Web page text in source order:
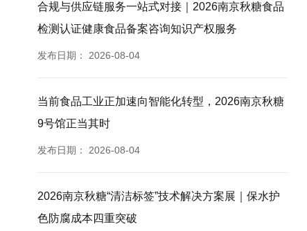
合规与供应链服务一站式对接｜2026南京秋糖食品
检测认证健康食品备案咨询知识产权服务
发布日期： 2026-08-04
当前食品工业正加速向智能化转型，2026南京秋糖
9号馆正当其时
发布日期： 2026-08-04
2026南京秋糖“清洁标签”技术解决方案展｜保水护
色防腐成本四重突破